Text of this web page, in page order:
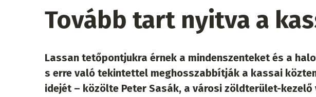
Tovább tart nyitva a
Lassan tetőpontjukra érnek a mindenszenteket és a
s erre való tekintettel meghosszabbítják a kassai
idejét – közölte Peter Sasák, a városi zöldterület-